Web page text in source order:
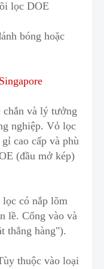
lọc DOE
bóng hoặc
chắn và lý tưởng
nghiệp. Vỏ lọc
cao cấp và phù
(đầu mở kép)
có nắp lõm
lề. Cổng vào và
thẳng hàng").
thuộc vào loại